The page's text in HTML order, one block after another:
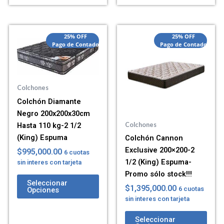
25% OFF
Pago de Contado
Colchones
Colchón Diamante
Negro 200x200x30cm
Hasta 110 kg-2 1/2
(King) Espuma
$995,000.00 6 cuotas
sin interes con tarjeta
Seleccionar
Opciones
25% OFF
Pago de Contado
Colchones
Colchón Cannon
Exclusive 200×200-2
1/2 (King) Espuma-
Promo sólo stock!!!
$1,395,000.00 6 cuotas
sin interes con tarjeta
Seleccionar